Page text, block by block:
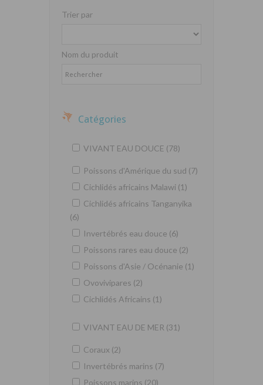
Trier par
Nom du produit
Catégories
VIVANT EAU DOUCE (78)
Poissons d'Amérique du sud (7)
Cichlidés africains Malawi (1)
Cichlidés africains Tanganyika
(6)
Invertébrés eau douce (6)
Poissons rares eau douce (2)
Poissons d'Asie / Océnanie (1)
Ovovivipares (2)
Cichlidés Africains (1)
VIVANT EAU DE MER (31)
Coraux (2)
Invertébrés marins (7)
Poissons marins (20)